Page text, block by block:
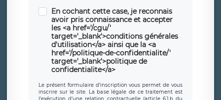
En cochant cette case, je reconnais
avoir pris connaissance et accepter
les <a href='/cgu/'
target='_blank'>conditions générales
d'utilisation</a> ainsi que la <a
href='/politique-de-confidentialite/'
target='_blank'>politique de
confidentialite</a>
Le présent formulaire d’inscription vous permet de vous
inscrire sur le site. La base légale de ce traitement est
l’exécution d’une relation contractuelle (article 6.1.b du